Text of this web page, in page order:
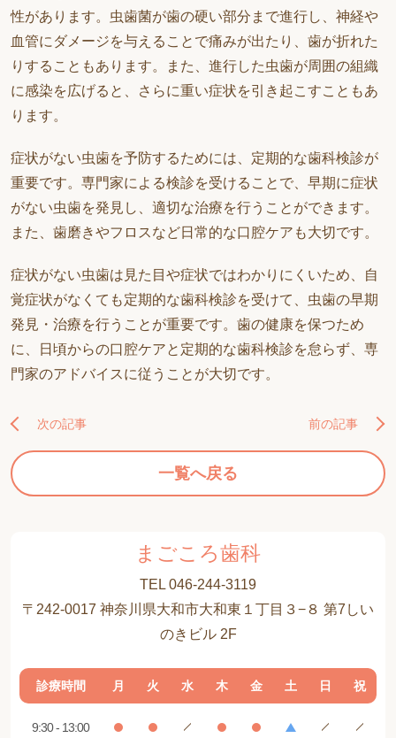
性があります。虫歯菌が歯の硬い部分まで進行し、神経や
血管にダメージを与えることで痛みが出たり、歯が折れた
りすることもあります。また、進行した虫歯が周囲の組織
に感染を広げると、さらに重い症状を引き起こすこともあ
ります。
症状がない虫歯を予防するためには、定期的な歯科検診が
重要です。専門家による検診を受けることで、早期に症状
がない虫歯を発見し、適切な治療を行うことができます。
また、歯磨きやフロスなど日常的な口腔ケアも大切です。
症状がない虫歯は見た目や症状ではわかりにくいため、自
覚症状がなくても定期的な歯科検診を受けて、虫歯の早期
発見・治療を行うことが重要です。歯の健康を保つため
に、日頃からの口腔ケアと定期的な歯科検診を怠らず、専
門家のアドバイスに従うことが大切です。
次の記事
一覧へ戻る
前の記事
まごころ歯科
TEL 046-244-3119
〒242-0017 神奈川県大和市大和東１丁目３−８ 第7しい
のきビル 2F
診療時間 月 火 水 木 金 土 日 祝
9:30 - 13:00